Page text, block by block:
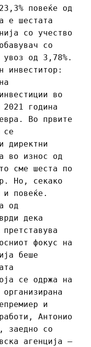
повеќе од
е шестата
со учество
со
увоз од 3,78%.
инвеститор:
во
година
Во првите
се
директни
во износ од
сме шеста по
Но, секако
и повеќе.
од
дека
фокус на
беше
се одржа на
и
Антонио
заедно со
агенција –